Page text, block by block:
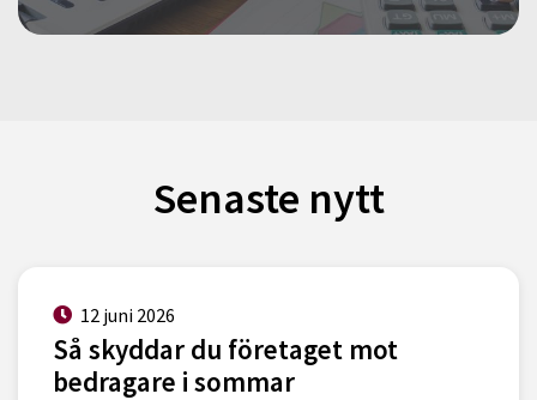
Senaste nytt
12 juni 2026
Så skyddar du företaget mot
bedragare i sommar